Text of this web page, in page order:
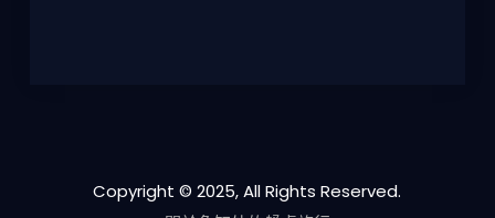
Copyright © 2025, All Rights Reserved.